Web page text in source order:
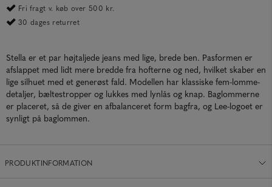
Fri fragt v. køb over 500 kr.
30 dages returret
Stella er et par højtaljede jeans med lige, brede ben. Pasformen er
afslappet med lidt mere bredde fra hofterne og ned, hvilket skaber en
lige silhuet med et generøst fald. Modellen har klassiske fem-lomme-
detaljer, bæltestropper og lukkes med lynlås og knap. Baglommerne
er placeret, så de giver en afbalanceret form bagfra, og Lee-logoet er
synligt på baglommen.
PRODUKTINFORMATION